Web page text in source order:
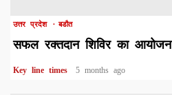
उत्तर प्रदेश बडौत
सफल रक्तदान शिविर का आयोजन
Key line times 5 months ago